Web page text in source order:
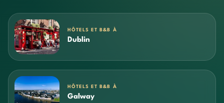
HÔTELS ET B&B À
Dublin
HÔTELS ET B&B À
Galway